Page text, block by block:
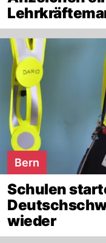
Bern
Schulen
wieder